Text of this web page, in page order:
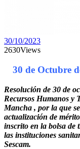
30/10/2023
2630Views
30 de Octubre
Resolución de 30 de
Recursos Humanos y
Mancha , por la que
actualización de
inscrito en la bolsa de
las instituciones
Sescam.